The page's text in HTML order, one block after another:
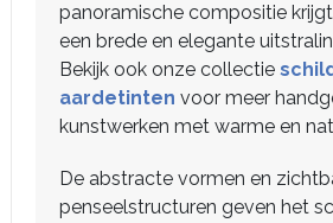
panoramische compositie
een brede en elegante
Bekijk ook onze collectie
aardetinten voor meer
kunstwerken met warme en
De abstracte vormen en
penseelstructuren geven het